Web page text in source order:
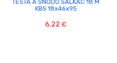
TESTA A SNODO SALKAC 18 M
KBS 18x46x95
6,22 €